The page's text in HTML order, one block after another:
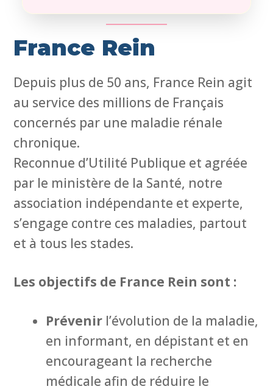
France Rein
Depuis plus de 50 ans, France Rein agit
au service des millions de Français
concernés par une maladie rénale
chronique.
Reconnue d’Utilité Publique et agréée
par le ministère de la Santé, notre
association indépendante et experte,
s’engage contre ces maladies, partout
et à tous les stades.
Les objectifs de France Rein sont :
Prévenir l’évolution de la maladie,
en informant, en dépistant et en
encourageant la recherche
médicale afin de réduire le